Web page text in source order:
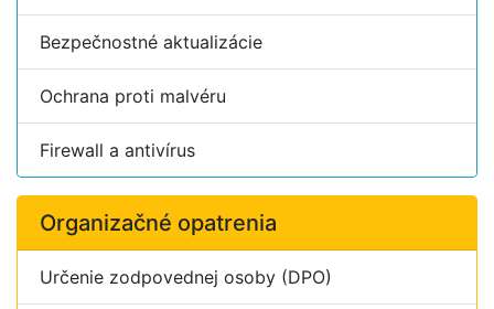
Bezpečnostné aktualizácie
Ochrana proti malvéru
Firewall a antivírus
Organizačné opatrenia
Určenie zodpovednej osoby (DPO)